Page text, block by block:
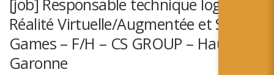
CONTACTS FRANÇAIS
[job] Responsable technique logiciel
Réalité Virtuelle/Augmentée et Serious
Games – F/H – CS GROUP – Haute-
Garonne